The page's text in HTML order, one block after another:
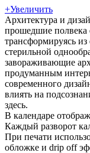
+Увеличить
Архитектура и
прошедшие полвека
трансформируясь
стерильной
завораживающие
продуманным
современного
влиять на
здесь.
В календаре
Каждый разворот
При печати
обложке и drip off